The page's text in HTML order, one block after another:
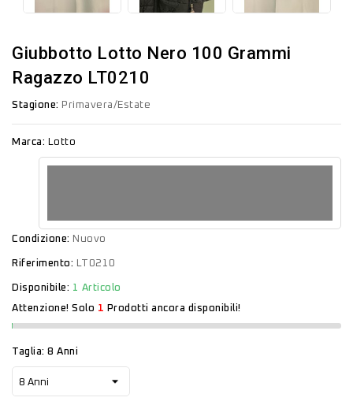
Giubbotto Lotto Nero 100 Grammi
Ragazzo LT0210
Stagione: Primavera/Estate
Marca: Lotto
Condizione: Nuovo
Riferimento: LT0210
Disponibile: 1 Articolo
Attenzione! Solo 1 Prodotti ancora disponibili!
Taglia: 8 Anni